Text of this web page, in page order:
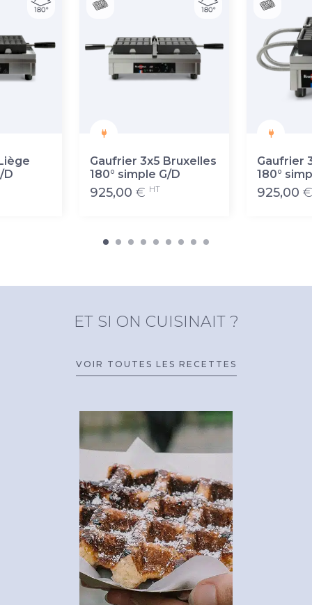
D
Gaufrier 3x5 Bruxelles
180° simple G/D
925,00 € HT
Gaufrier
180°
925,00 €
ET SI ON CUISINAIT ?
VOIR TOUTES LES RECETTES